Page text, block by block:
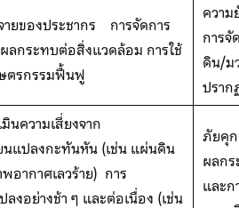
ายของประชากร การจัดการ
ลกระทบต่อสิ่งแวดล้อม การใช้
ตรกรรมฟื้นฟู
ควา
การ
ดิน/ม
ปรา
นความเสี่ยงจาก
นแปลงกะทันหัน (เช่น แผ่นดิน
อากาศเลวร้าย) การ
ลงอย่างช้า ๆ และต่อเนื่อง (เช่น
ภัยคุ
ผลก
และ